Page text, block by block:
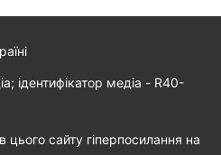
ідентифікатор медіа - R40-
цього сайту гіперпосилання на